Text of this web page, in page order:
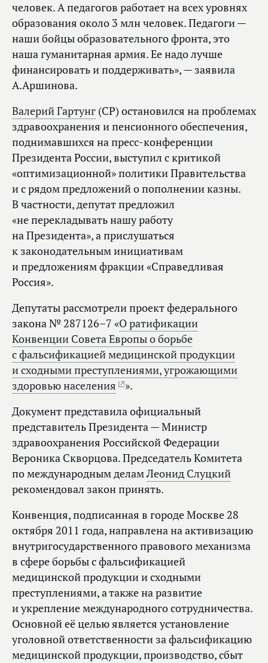
человек. А педагогов работает на всех уровнях
образования около 3 млн человек. Педагоги —
наши бойцы образовательного фронта, это
наша гуманитарная армия. Ее надо лучше
финансировать и поддерживать», — заявила
А.Аршинова.
Валерий Гартунг (СР) остановился на проблемах
здравоохранения и пенсионного обеспечения,
поднимавшихся на пресс-конференции
Президента России, выступил с критикой
«оптимизационной» политики Правительства
и с рядом предложений о пополнении казны.
В частности, депутат предложил
«не перекладывать нашу работу
на Президента», а прислушаться
к законодательным инициативам
и предложениям фракции «Справедливая
Россия».
Депутаты рассмотрели проект федерального
закона № 287126–7 «О ратификации
Конвенции Совета Европы о борьбе
с фальсификацией медицинской продукции
и сходными преступлениями, угрожающими
здоровью населения
».
Документ представила официальный
представитель Президента — Министр
здравоохранения Российской Федерации
Вероника Скворцова. Председатель Комитета
по международным деламЛеонид Слуцкий
рекомендовал закон принять.
Конвенция, подписанная в городе Москве 28
октября 2011 года, направлена на активизацию
внутригосударственного правового механизма
в сфере борьбы с фальсификацией
медицинской продукции и сходными
преступлениями, а также на развитие
и укрепление международного сотрудничества.
Основной её целью является установление
уголовной ответственности за фальсификацию
медицинской продукции, производство, сбыт